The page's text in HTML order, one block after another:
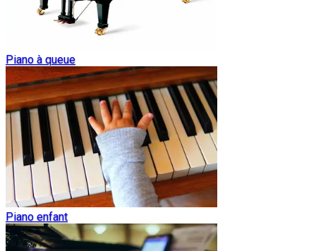
Piano à queue
Piano enfant